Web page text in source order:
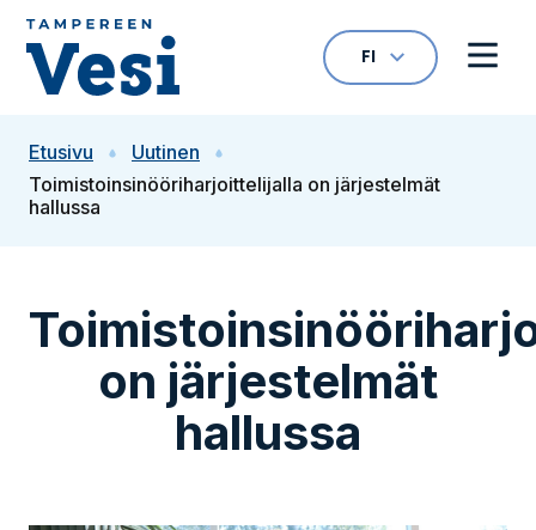
Siirry sisältöön
VALITTU KIELI:
FI
Avaa
Etusivu
Uutinen
Toimistoinsinööriharjoittelijalla on järjestelmät
hallussa
on järjestelmät
hallussa